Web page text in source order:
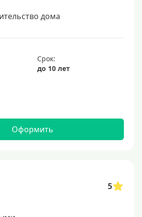
дома
Срок:
до 10 лет
Оформить
5